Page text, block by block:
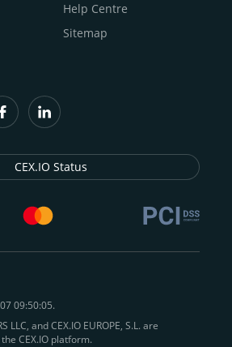
Help Centre
Sitemap
CEX.IO Status
09:50:05.
LLC, and CEX.IO EUROPE, S.L. are
CEX.IO platform.